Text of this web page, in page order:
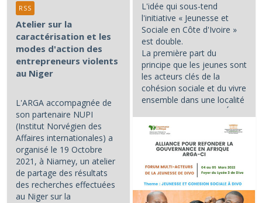
L'idée qui sous-tend
l'initiative « Jeunesse et
Sociale en Côte d'Ivoire »
est double.
La première part du
principe que les jeunes sont
les acteurs clés de la
cohésion sociale et du vivre
ensemble dans une localité
et/ou dans un pays. L'État...
Atelier sur la
caractérisation et les
modes d'action des
entrepreneurs violents
au Niger
L'ARGA accompagnée de
son partenaire NUPI
(Institut Norvégien des
Affaires internationales) a
organisé le 19 Octobre
2021, à Niamey, un atelier
de partage des résultats
des recherches effectuées
au Niger sur la
RSS